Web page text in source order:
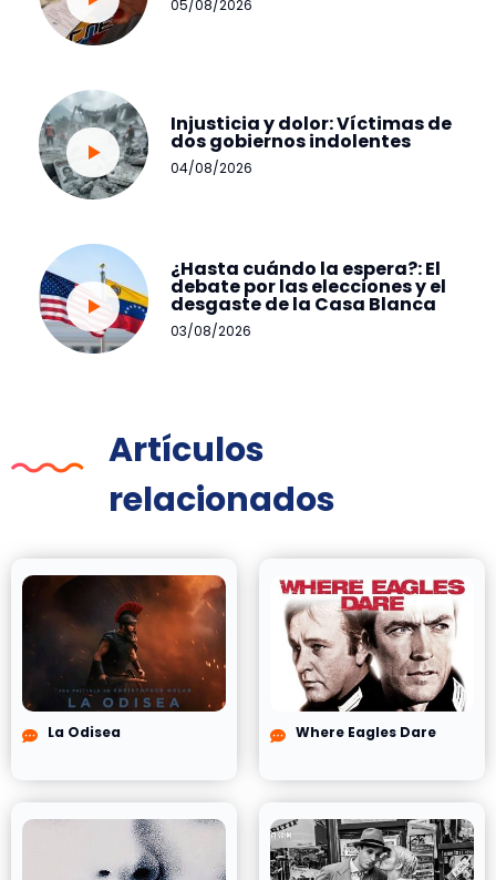
05/08/2026
Injusticia y dolor: Víctimas de
dos gobiernos indolentes
04/08/2026
¿Hasta cuándo la espera?: El
debate por las elecciones y el
desgaste de la Casa Blanca
03/08/2026
Artículos
relacionados
La Odisea Where Eagles Dare